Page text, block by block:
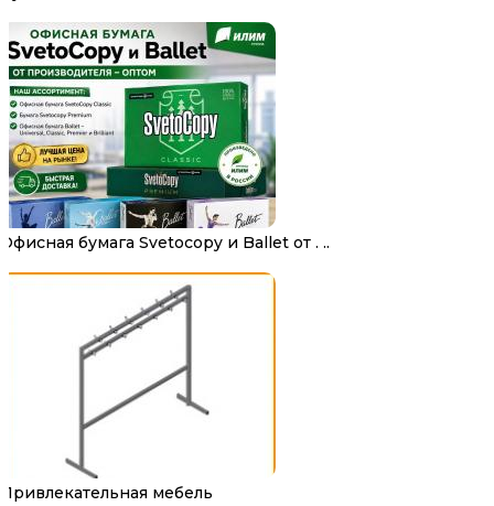
Офисная бумага Svetocopy и Ballet от . ..
Привлекательная мебель